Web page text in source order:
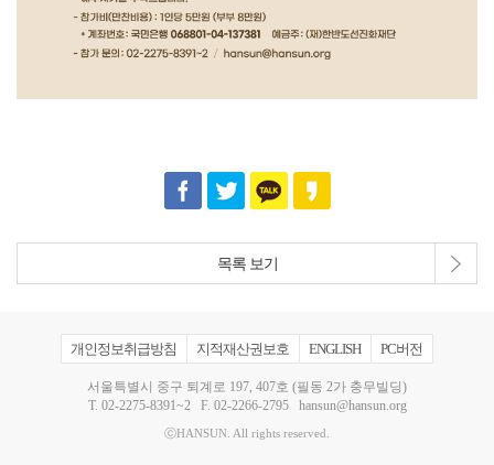
목록 보기
개인정보취급방침 지적재산권보호 ENGLISH PC버전
서울특별시 중구 퇴계로 197, 407호 (필동 2가 충무빌딩)
T. 02-2275-8391~2F. 02-2266-2795 hansun@hansun.org
ⓒHANSUN. All rights reserved.